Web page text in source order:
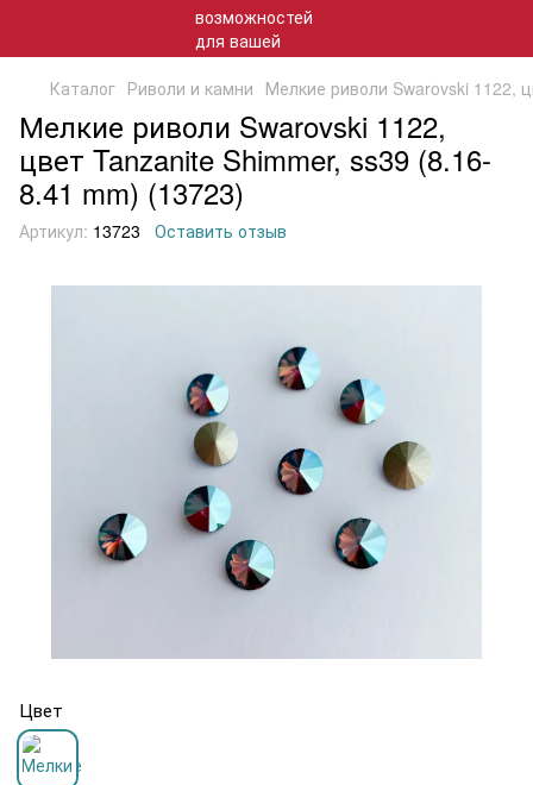
Каталог Риволи и камни Мелкие риволи Swarovski 1122,
Мелкие риволи Swarovski 1122,
цвет Tanzanite Shimmer, ss39 (8.16-
8.41 mm) (13723)
Артикул: 13723 Оставить отзыв
Цвет